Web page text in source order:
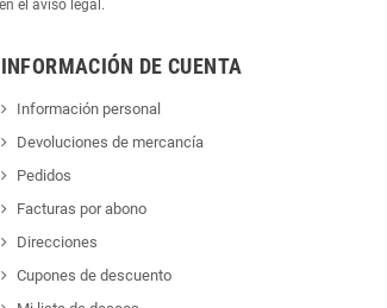
el aviso legal.
INFORMACIÓN DE CUENTA
Información personal
Devoluciones de mercancía
Pedidos
Facturas por abono
Direcciones
Cupones de descuento